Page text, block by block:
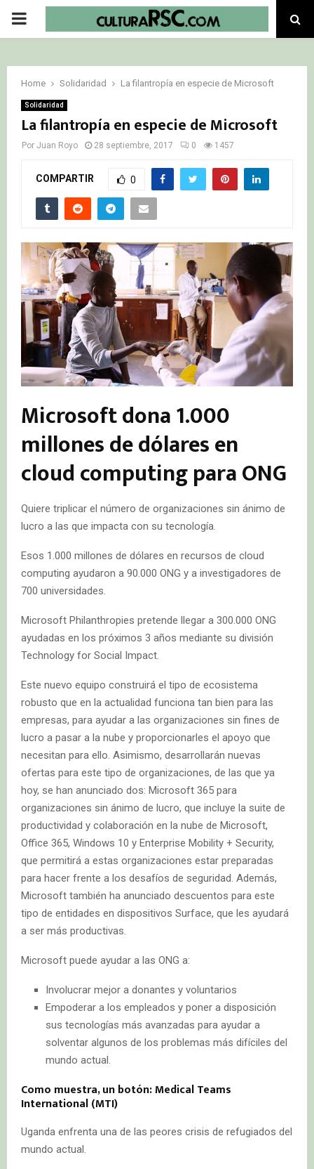
PRIMARY
Home Solidaridad La filantropía en especie de Microsoft
Solidaridad
La filantropía en especie de Microsoft
Por Juan Royo 28 septiembre, 2017 0 1457
COMPARTIR 0
Microsoft dona 1.000
millones de dólares en
cloud computing para ONG
Quiere triplicar el número de organizaciones sin ánimo de
lucro a las que impacta con su tecnología.
Esos 1.000 millones de dólares en recursos de cloud
computing ayudaron a 90.000 ONG y a investigadores de
700 universidades.
Microsoft Philanthropies pretende llegar a 300.000 ONG
ayudadas en los próximos 3 años mediante su división
Technology for Social Impact.
Este nuevo equipo construirá el tipo de ecosistema
robusto que en la actualidad funciona tan bien para las
empresas, para ayudar a las organizaciones sin fines de
lucro a pasar a la nube y proporcionarles el apoyo que
necesitan para ello. Asimismo, desarrollarán nuevas
ofertas para este tipo de organizaciones, de las que ya
hoy, se han anunciado dos: Microsoft 365 para
organizaciones sin ánimo de lucro, que incluye la suite de
productividad y colaboración en la nube de Microsoft,
Office 365, Windows 10 y Enterprise Mobility + Security,
que permitirá a estas organizaciones estar preparadas
para hacer frente a los desafíos de seguridad. Además,
Microsoft también ha anunciado descuentos para este
tipo de entidades en dispositivos Surface, que les ayudará
a ser más productivas.
Microsoft puede ayudar a las ONG a:
Involucrar mejor a donantes y voluntarios
Empoderar a los empleados y poner a disposición
sus tecnologías más avanzadas para ayudar a
solventar algunos de los problemas más difíciles del
mundo actual.
Como muestra, un botón: Medical Teams
International (MTI)
Uganda enfrenta una de las peores crisis de refugiados del
mundo actual.